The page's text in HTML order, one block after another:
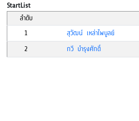
StartList
ลำดับ
1
สุวัฒน์ เหล่าไพบูลย์
2
กวี บำรุงศักดิ์